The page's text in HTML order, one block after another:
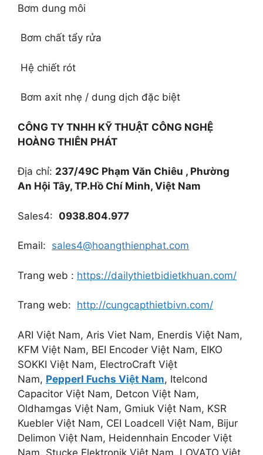
Bơm dung môi
Bơm chất tẩy rửa
Hệ chiết rót
Bơm axit nhẹ / dung dịch đặc biệt
CÔNG TY TNHH KỸ THUẬT CÔNG NGHỆ
HOÀNG THIÊN PHÁT
Địa chỉ: 237/49C Phạm Văn Chiêu , Phường
An Hội Tây, TP.Hồ Chí Minh, Việt Nam
Sales4: 0938.804.977
Email: sales4@hoangthienphat.com
Trang web : https://dailythietbidietkhuan.com/
Trang web: http://cungcapthietbivn.com/
ARI Việt Nam, Aris Viet Nam, Enerdis Việt Nam,
KFM Việt Nam, BEI Encoder Việt Nam, EIKO
SOKKI Việt Nam, ElectroCraft Việt
Nam, Pepperl Fuchs Việt Nam, Itelcond
Capacitor Việt Nam, Detcon Việt Nam,
Oldhamgas Việt Nam, Gmiuk Việt Nam, KSR
Kuebler Việt Nam, CEI Loadcell Việt Nam, Bijur
Delimon Việt Nam, Heidennhain Encoder Việt
Nam, Stucke Elektronik Việt Nam, LOVATO Việt